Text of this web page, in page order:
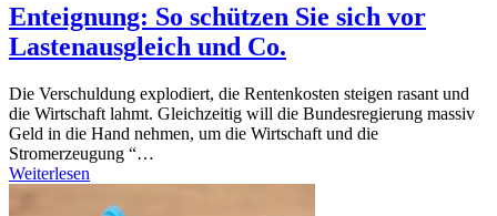
Enteignung: So schützen Sie sich vor
Lastenausgleich und Co.
Die Verschuldung explodiert, die Rentenkosten steigen rasant und
die Wirtschaft lahmt. Gleichzeitig will die Bundesregierung massiv
Geld in die Hand nehmen, um die Wirtschaft und die
Stromerzeugung “…
Weiterlesen